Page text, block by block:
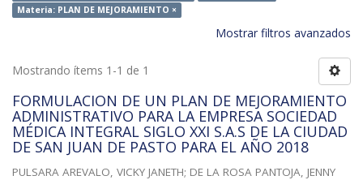
Materia: PLAN DE MEJORAMIENTO ×
Mostrar filtros avanzados
Mostrando ítems 1-1 de 1
FORMULACION DE UN PLAN DE MEJORAMIENTO
ADMINISTRATIVO PARA LA EMPRESA SOCIEDAD
MÉDICA INTEGRAL SIGLO XXI S.A.S DE LA CIUDAD
DE SAN JUAN DE PASTO PARA EL AÑO 2018
PULSARA AREVALO, VICKY JANETH; DE LA ROSA PANTOJA, JENNY